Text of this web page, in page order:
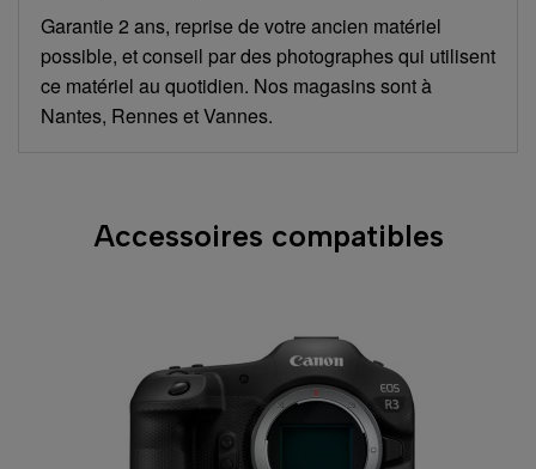
Garantie 2 ans, reprise de votre ancien matériel
possible, et conseil par des photographes qui utilisent
ce matériel au quotidien. Nos magasins sont à
Nantes, Rennes et Vannes.
Accessoires compatibles